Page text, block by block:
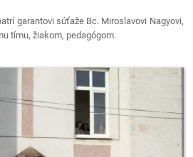
garantovi súťaže Bc. Miroslavovi Nagyovi,
tímu, žiakom, pedagógom.